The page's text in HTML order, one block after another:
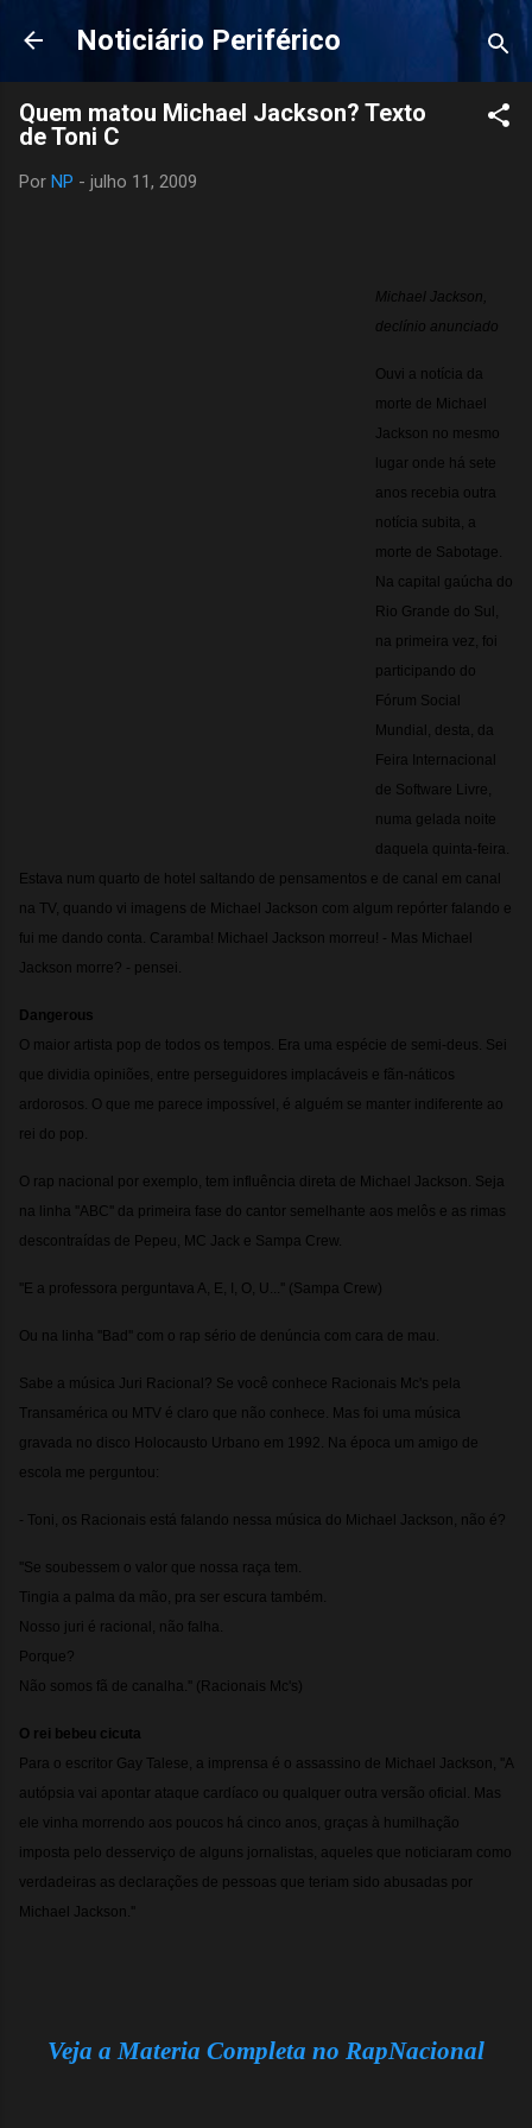
Pular para o conteúdo principal
Noticiário Periférico
Quem matou Michael Jackson? Texto
de Toni C
Por NP - julho 11, 2009
Michael Jackson,
declínio anunciado
Ouvi a notícia da
morte de Michael
Jackson no mesmo
lugar onde há sete
anos recebia outra
notícia subita, a
morte de Sabotage.
Na capital gaúcha do
Rio Grande do Sul,
na primeira vez, foi
participando do
Fórum Social
Mundial, desta, da
Feira Internacional
de Software Livre,
numa gelada noite
daquela quinta-feira.
Estava num quarto de hotel saltando de pensamentos e de canal em canal
na TV, quando vi imagens de Michael Jackson com algum repórter falando e
fui me dando conta. Caramba! Michael Jackson morreu! - Mas Michael
Jackson morre? - pensei.
Dangerous
O maior artista pop de todos os tempos. Era uma espécie de semi-deus. Sei
que dividia opiniões, entre perseguidores implacáveis e fãn-náticos
ardorosos. O que me parece impossível, é alguém se manter indiferente ao
rei do pop.
O rap nacional por exemplo, tem influência direta de Michael Jackson. Seja
na linha ''ABC'' da primeira fase do cantor semelhante aos melôs e as rimas
descontraídas de Pepeu, MC Jack e Sampa Crew.
''E a professora perguntava A, E, I, O, U...'' (Sampa Crew)
Ou na linha ''Bad'' com o rap sério de denúncia com cara de mau.
Sabe a música Juri Racional? Se você conhece Racionais Mc's pela
Transamérica ou MTV é claro que não conhece. Mas foi uma música
gravada no disco Holocausto Urbano em 1992. Na época um amigo de
escola me perguntou:
- Toni, os Racionais está falando nessa música do Michael Jackson, não é?
''Se soubessem o valor que nossa raça tem.
Tingia a palma da mão, pra ser escura também.
Nosso juri é racional, não falha.
Porque?
Não somos fã de canalha.'' (Racionais Mc's)
O rei bebeu cicuta
Para o escritor Gay Talese, a imprensa é o assassino de Michael Jackson, ''A
autópsia vai apontar ataque cardíaco ou qualquer outra versão oficial. Mas
ele vinha morrendo aos poucos há cinco anos, graças à humilhação
imposta pelo desserviço de alguns jornalistas, aqueles que noticiaram como
verdadeiras as declarações de pessoas que teriam sido abusadas por
Michael Jackson.''
Veja a Materia Completa no RapNacional